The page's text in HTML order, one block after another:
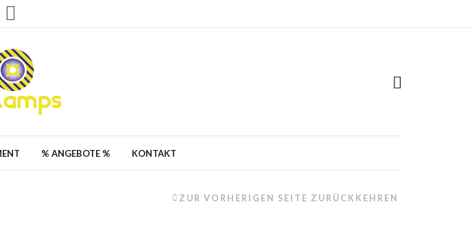
% ANGEBOTE % KONTAKT
ZUR VORHERIGEN SEITE ZURÜCKKEHREN